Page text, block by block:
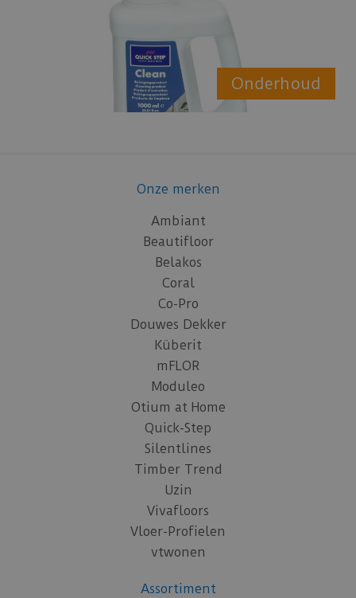
Onderhoud
Onze merken
Ambiant
Beautifloor
Belakos
Coral
Co-Pro
Douwes Dekker
Küberit
mFLOR
Moduleo
Otium at Home
Quick-Step
Silentlines
Timber Trend
Uzin
Vivafloors
Vloer-Profielen
vtwonen
Assortiment